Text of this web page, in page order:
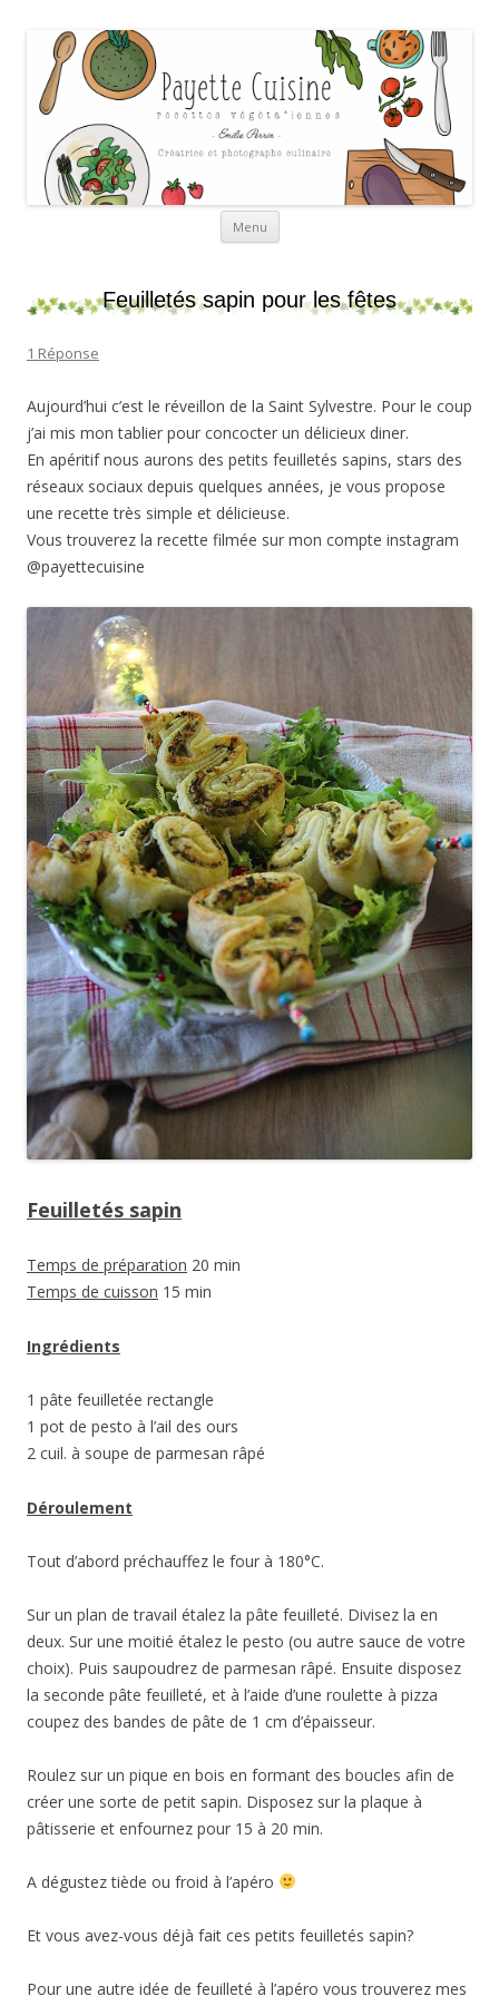
Payette cuisine
Menu Aller au contenu
Feuilletés sapin pour les fêtes
1 Réponse
Aujourd’hui c’est le réveillon de la Saint Sylvestre. Pour le coup
j’ai mis mon tablier pour concocter un délicieux diner.
En apéritif nous aurons des petits feuilletés sapins, stars des
réseaux sociaux depuis quelques années, je vous propose
une recette très simple et délicieuse.
Vous trouverez la recette filmée sur mon compte instagram
@payettecuisine
Feuilletés sapin
Temps de préparation 20 min
Temps de cuisson 15 min
Ingrédients
1 pâte feuilletée rectangle
1 pot de pesto à l’ail des ours
2 cuil. à soupe de parmesan râpé
Déroulement
Tout d’abord préchauffez le four à 180°C.
Sur un plan de travail étalez la pâte feuilleté. Divisez la en
deux. Sur une moitié étalez le pesto (ou autre sauce de votre
choix). Puis saupoudrez de parmesan râpé. Ensuite disposez
la seconde pâte feuilleté, et à l’aide d’une roulette à pizza
coupez des bandes de pâte de 1 cm d’épaisseur.
Roulez sur un pique en bois en formant des boucles afin de
créer une sorte de petit sapin. Disposez sur la plaque à
pâtisserie et enfournez pour 15 à 20 min.
A dégustez tiède ou froid à l’apéro
Et vous avez-vous déjà fait ces petits feuilletés sapin?
Pour une autre idée de feuilleté à l’apéro vous trouverez mes